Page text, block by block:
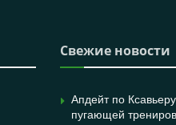
Свежие новости
Апдейт по
пугающей